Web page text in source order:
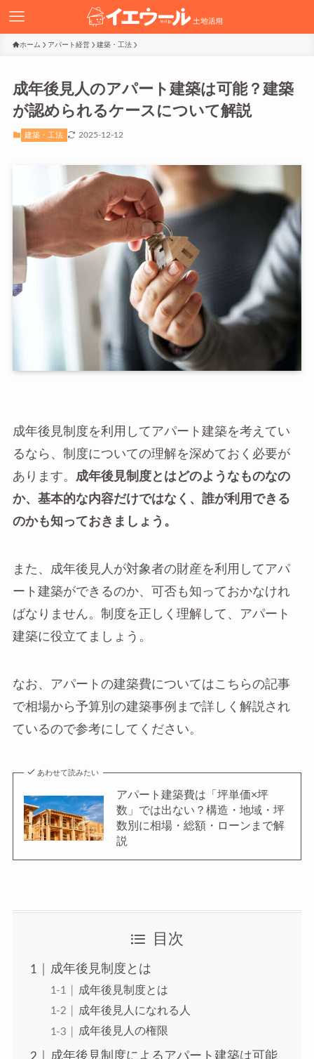
ホーム アパート経営 建築・工法
成年後見人のアパート建築は可能？建築
が認められるケースについて解説
建築・工法 2025-12-12
成年後見制度を利用してアパート建築を考えてい
るなら、制度についての理解を深めておく必要が
あります。 成年後見制度とはどのようなものなの
か、基本的な内容だけではなく、誰が利用できる
のかも知っておきましょう。
また、成年後見人が対象者の財産を利用してアパ
ート建築ができるのか、可否も知っておかなけれ
ばなりません。制度を正しく理解して、アパート
建築に役立てましょう。
なお、アパートの建築費についてはこちらの記事
で相場から予算別の建築事例まで詳しく解説され
ているので参考にしてください。
あわせて読みたい
アパート建築費は「坪単価×坪
数」では出ない？構造・地域・坪
数別に相場・総額・ローンまで解
説
目次
成年後見制度とは
成年後見制度とは
成年後見人になれる人
成年後見人の権限
成年後見制度によるアパート建築は可能